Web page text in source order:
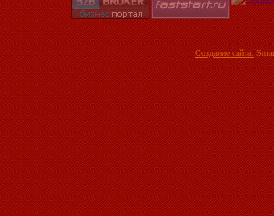
Создание сайта: